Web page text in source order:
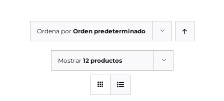
SERVICIOS TALLER
OCASIÓN
Ordena por Orden predeterminado
Mostrar 12 productos